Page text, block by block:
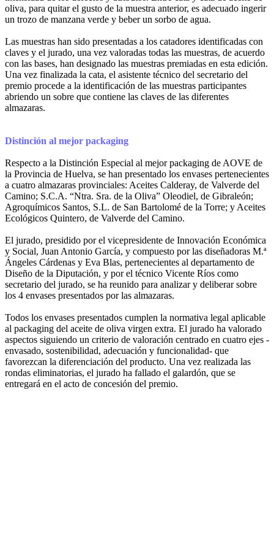
oliva, para quitar el gusto de la muestra anterior, es adecuado ingerir
un trozo de manzana verde y beber un sorbo de agua.
Las muestras han sido presentadas a los catadores identificadas con
claves y el jurado, una vez valoradas todas las muestras, de acuerdo
con las bases, han designado las muestras premiadas en esta edición.
Una vez finalizada la cata, el asistente técnico del secretario del
premio procede a la identificación de las muestras participantes
abriendo un sobre que contiene las claves de las diferentes
almazaras.
Distinción al mejor packaging
Respecto a la Distinción Especial al mejor packaging de AOVE de
la Provincia de Huelva, se han presentado los envases pertenecientes
a cuatro almazaras provinciales: Aceites Calderay, de Valverde del
Camino; S.C.A. “Ntra. Sra. de la Oliva” Oleodiel, de Gibraleón;
Agroquímicos Santos, S.L. de San Bartolomé de la Torre; y Aceites
Ecológicos Quintero, de Valverde del Camino.
El jurado, presidido por el vicepresidente de Innovación Económica
y Social, Juan Antonio García, y compuesto por las diseñadoras M.ª
Ángeles Cárdenas y Eva Blas, pertenecientes al departamento de
Diseño de la Diputación, y por el técnico Vicente Ríos como
secretario del jurado, se ha reunido para analizar y deliberar sobre
los 4 envases presentados por las almazaras.
Todos los envases presentados cumplen la normativa legal aplicable
al packaging del aceite de oliva virgen extra. El jurado ha valorado
aspectos siguiendo un criterio de valoración centrado en cuatro ejes -
envasado, sostenibilidad, adecuación y funcionalidad- que
favorezcan la diferenciación del producto. Una vez realizada las
rondas eliminatorias, el jurado ha fallado el galardón, que se
entregará en el acto de concesión del premio.